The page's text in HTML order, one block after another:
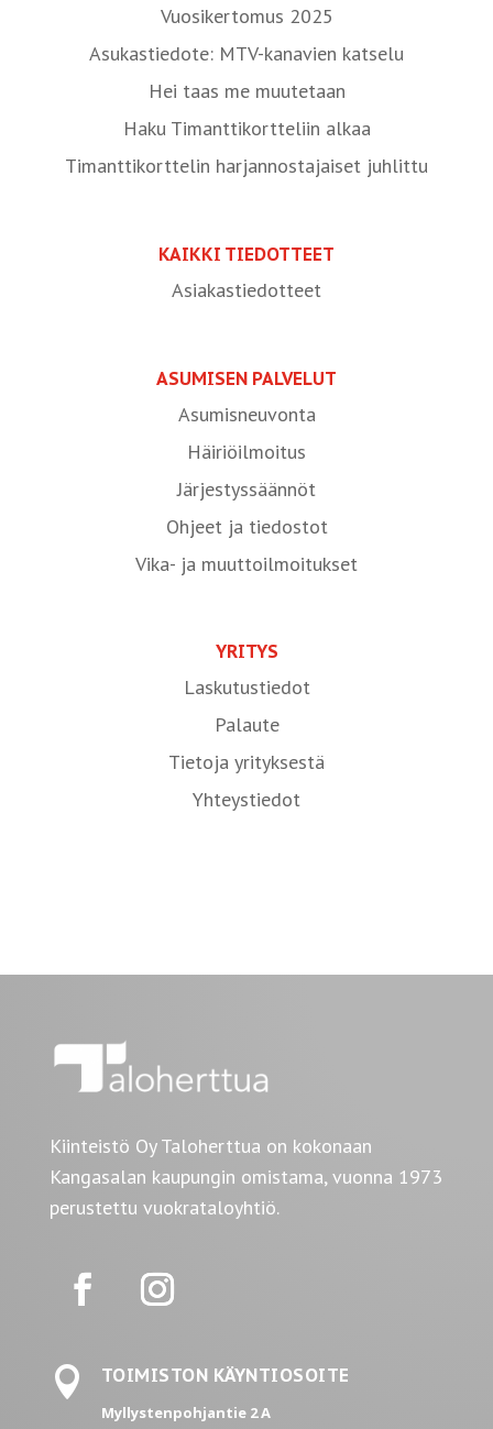
Vuosikertomus 2025
Asukastiedote: MTV-kanavien katselu
Hei taas me muutetaan
Haku Timanttikortteliin alkaa
Timanttikorttelin harjannostajaiset juhlittu
KAIKKI TIEDOTTEET
Asiakastiedotteet
ASUMISEN PALVELUT
Asumisneuvonta
Häiriöilmoitus
Järjestyssäännöt
Ohjeet ja tiedostot
Vika- ja muuttoilmoitukset
YRITYS
Laskutustiedot
Palaute
Tietoja yrityksestä
Yhteystiedot
Kiinteistö Oy Taloherttua on kokonaan
Kangasalan kaupungin omistama, vuonna 1973
perustettu vuokrataloyhtiö.
 TOIMISTON KÄYNTIOSOITE
Myllystenpohjantie 2 A